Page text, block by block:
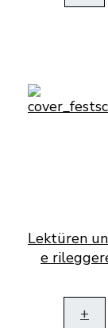
Lektüren
e
+